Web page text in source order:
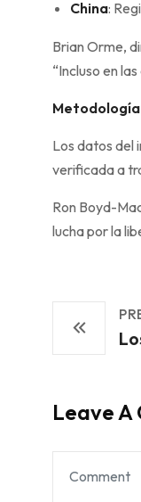
China:
Brian Orme,
“Incluso en
Metodología
Los datos del
verificada a
Ron Boyd-
lucha por la
Leave A